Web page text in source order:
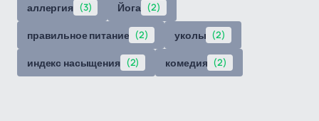
аллергия (3) Йога (2)
правильное питание (2) уколы (2)
индекс насыщения (2) комедия (2)